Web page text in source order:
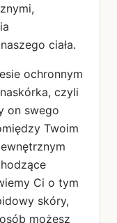
ciała.
ochronnym
czyli
on swego
Twoim
Ci o tym
skóry,
możesz